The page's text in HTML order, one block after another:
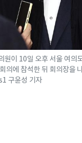
원이 10일 오후 서울 여의
의에 참석한 뒤 회의장을
구윤성 기자